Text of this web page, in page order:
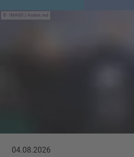
IMAGO / Avalon.red
04.08.2026